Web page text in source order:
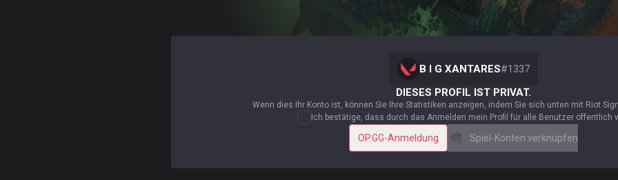
B I G XANTARES#1337
DIESES PROFIL IST PRIVAT.
Wenn dies Ihr Konto ist, können Sie Ihre Statistiken anzeigen, indem Sie sich unten mit Riot
Ich bestätige, dass durch das Anmelden mein Profil für alle Benutzer öffentlich
OP.GG-Anmeldung Spiel-Konten verknüpfen